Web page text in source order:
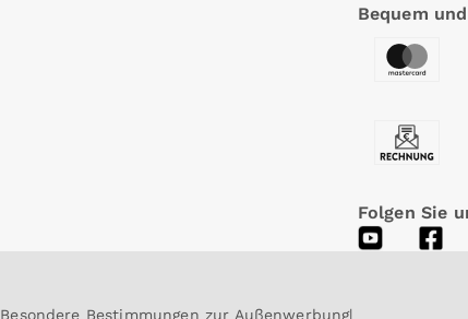
Bequem
Folgen Sie
Besondere Bestimmungen zur Außenwerbung